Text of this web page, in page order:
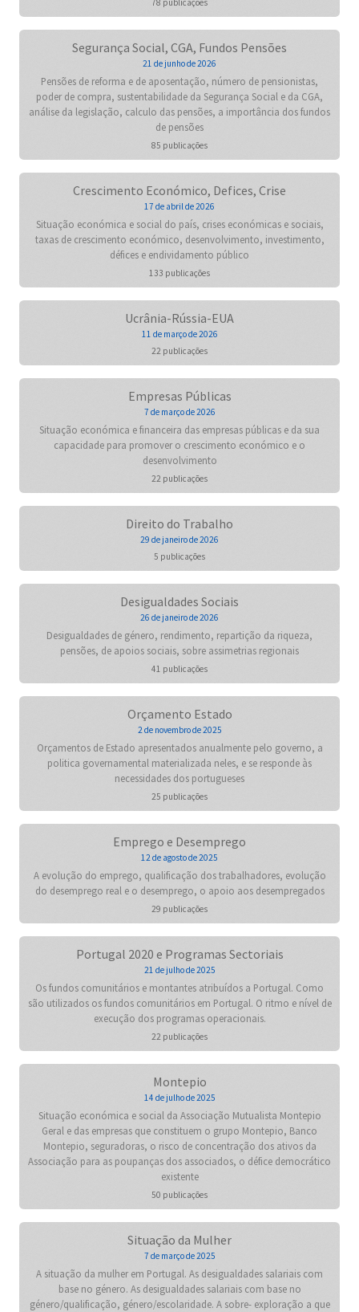
78 publicações
Segurança Social, CGA, Fundos Pensões
21 de junho de 2026
Pensões de reforma e de aposentação, número de pensionistas,
poder de compra, sustentabilidade da Segurança Social e da CGA,
análise da legislação, calculo das pensões, a importância dos fundos
de pensões
85 publicações
Crescimento Económico, Defices, Crise
17 de abril de 2026
Situação económica e social do país, crises económicas e sociais,
taxas de crescimento económico, desenvolvimento, investimento,
défices e endividamento público
133 publicações
Ucrânia-Rússia-EUA
11 de março de 2026
22 publicações
Empresas Públicas
7 de março de 2026
Situação económica e financeira das empresas públicas e da sua
capacidade para promover o crescimento económico e o
desenvolvimento
22 publicações
Direito do Trabalho
29 de janeiro de 2026
5 publicações
Desigualdades Sociais
26 de janeiro de 2026
Desigualdades de género, rendimento, repartição da riqueza,
pensões, de apoios sociais, sobre assimetrias regionais
41 publicações
Orçamento Estado
2 de novembro de 2025
Orçamentos de Estado apresentados anualmente pelo governo, a
politica governamental materializada neles, e se responde às
necessidades dos portugueses
25 publicações
Emprego e Desemprego
12 de agosto de 2025
A evolução do emprego, qualificação dos trabalhadores, evolução
do desemprego real e o desemprego, o apoio aos desempregados
29 publicações
Portugal 2020 e Programas Sectoriais
21 de julho de 2025
Os fundos comunitários e montantes atribuídos a Portugal. Como
são utilizados os fundos comunitários em Portugal. O ritmo e nível de
execução dos programas operacionais.
22 publicações
Montepio
14 de julho de 2025
Situação económica e social da Associação Mutualista Montepio
Geral e das empresas que constituem o grupo Montepio, Banco
Montepio, seguradoras, o risco de concentração dos ativos da
Associação para as poupanças dos associados, o défice democrático
existente
50 publicações
Situação da Mulher
7 de março de 2025
A situação da mulher em Portugal. As desigualdades salariais com
base no género. As desigualdades salariais com base no
género/qualificação, género/escolaridade. A sobre- exploração a que